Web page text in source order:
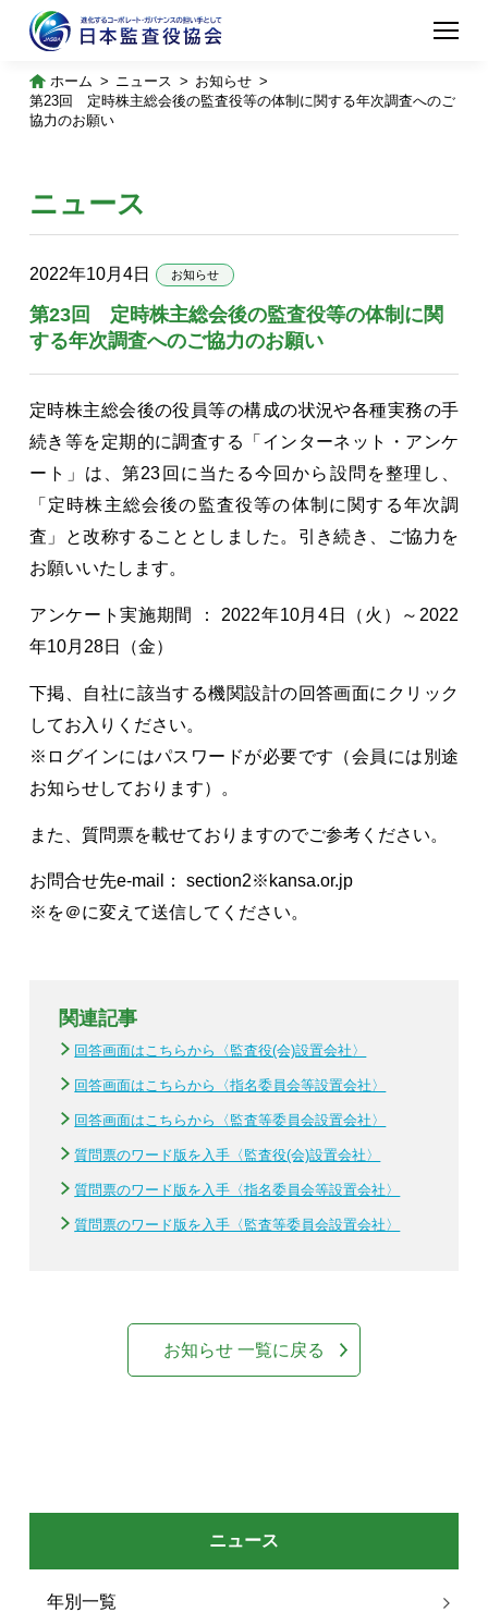
ホーム ニュース
お知らせ
第23回 定時株主総会後の監査役等の体制に関する年次調査へのご
協力のお願い
ニュース
年別一覧
ニュース
2022年10月4日 お知らせ
第23回 定時株主総会後の監査役等の体制に関
する年次調査へのご協力のお願い
定時株主総会後の役員等の構成の状況や各種実務の手
続き等を定期的に調査する「インターネット・アンケ
ート」は、第23回に当たる今回から設問を整理し、
「定時株主総会後の監査役等の体制に関する年次調
査」と改称することとしました。引き続き、ご協力を
お願いいたします。
アンケート実施期間 ： 2022年10月4日（火）～2022
年10月28日（金）
下掲、自社に該当する機関設計の回答画面にクリック
してお入りください。
※ログインにはパスワードが必要です（会員には別途
お知らせしております）。
また、質問票を載せておりますのでご参考ください。
お問合せ先e-mail： section2※kansa.or.jp
※を＠に変えて送信してください。
関連記事
回答画面はこちらから〈監査役(会)設置会社〉
回答画面はこちらから〈指名委員会等設置会社〉
回答画面はこちらから〈監査等委員会設置会社〉
質問票のワード版を入手〈監査役(会)設置会社〉
質問票のワード版を入手〈指名委員会等設置会社〉
質問票のワード版を入手〈監査等委員会設置会社〉
お知らせ 一覧に戻る